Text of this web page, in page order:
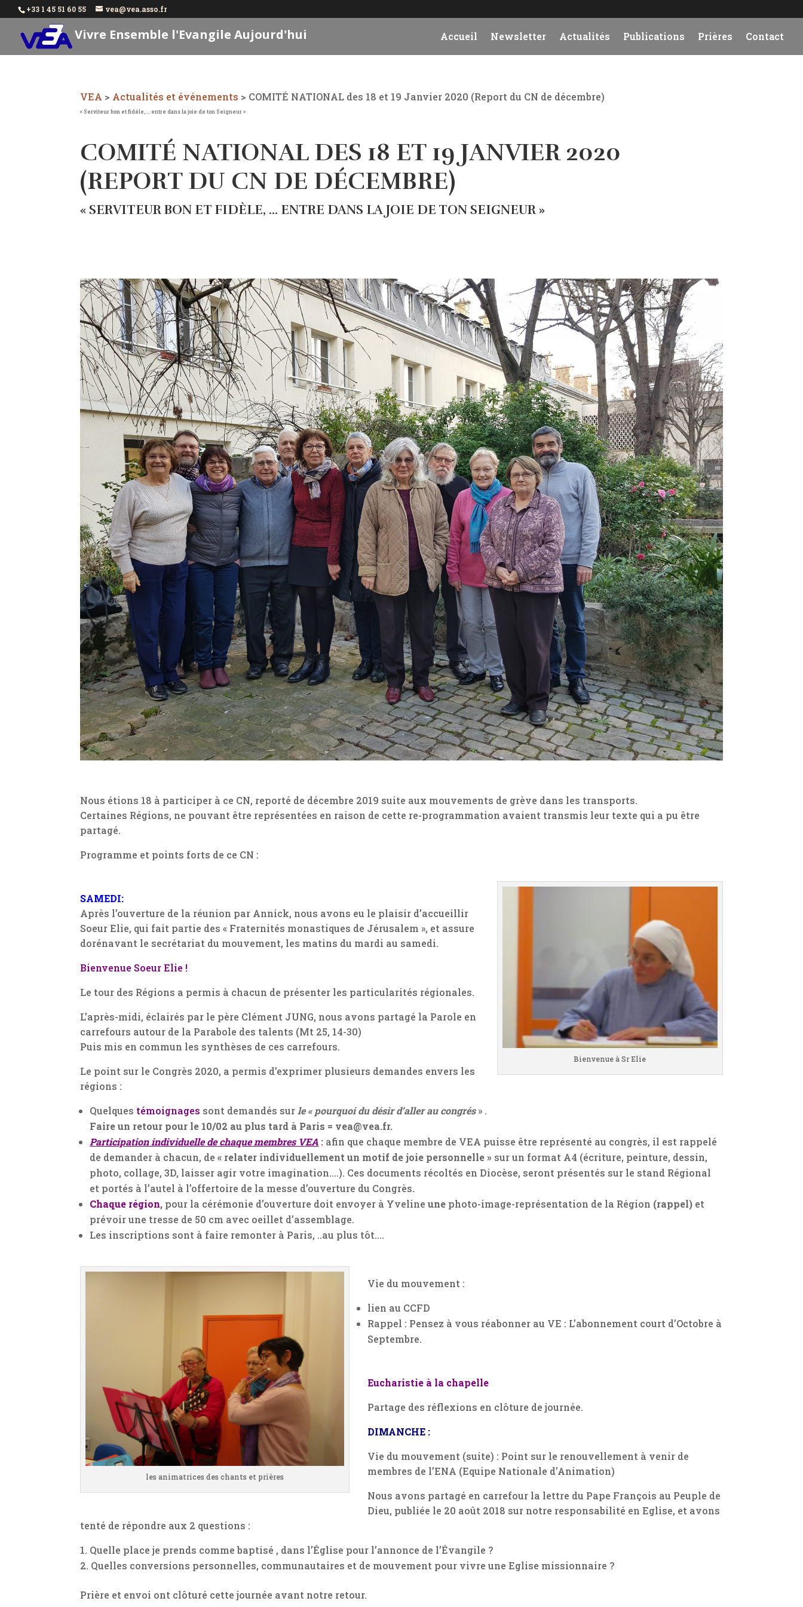
+33 1 45 51 60 55 vea@vea.asso.fr
Vivre Ensemble l'Evangile Aujourd'hui Accueil Newsletter Actualités Publications Prières Contact
VEA > Actualités et événements > COMITÉ NATIONAL des 18 et 19 Janvier 2020 (Report du CN de décembre)
« Serviteur bon et fidèle, … entre dans la joie de ton Seigneur »
COMITÉ NATIONAL DES 18 ET 19 JANVIER 2020
(REPORT DU CN DE DÉCEMBRE)
« SERVITEUR BON ET FIDÈLE, … ENTRE DANS LA JOIE DE TON SEIGNEUR »
Nous étions 18 à participer à ce CN, reporté de décembre 2019 suite aux mouvements de grève dans les transports.
Certaines Régions, ne pouvant être représentées en raison de cette re-programmation avaient transmis leur texte qui a pu être
partagé.
Programme et points forts de ce CN :
Bienvenue à Sr Elie
SAMEDI:
Après l’ouverture de la réunion par Annick, nous avons eu le plaisir d’accueillir
Soeur Elie, qui fait partie des « Fraternités monastiques de Jérusalem », et assure
dorénavant le secrétariat du mouvement, les matins du mardi au samedi.
Bienvenue Soeur Elie !
Le tour des Régions a permis à chacun de présenter les particularités régionales.
L’après-midi, éclairés par le père Clément JUNG, nous avons partagé la Parole en
carrefours autour de la Parabole des talents (Mt 25, 14-30)
Puis mis en commun les synthèses de ces carrefours.
Le point sur le Congrès 2020, a permis d’exprimer plusieurs demandes envers les
régions :
Quelques témoignages sont demandés sur le « pourquoi du désir d’aller au congrés» .
Faire un retour pour le 10/02 au plus tard à Paris = vea@vea.fr.
Participation individuelle de chaque membres VEA : afin que chaque membre de VEA puisse être représenté au congrès, il est rappelé
de demander à chacun, de « relater individuellement un motif de joie personnelle » sur un format A4 (écriture, peinture, dessin,
photo, collage, 3D, laisser agir votre imagination….). Ces documents récoltés en Diocèse, seront présentés sur le stand Régional
et portés à l’autel à l’offertoire de la messe d’ouverture du Congrès.
Chaque région, pour la cérémonie d’ouverture doit envoyer à Yvelineune photo-image-représentation de la Région (rappel) et
prévoir une tresse de 50 cm avec oeillet d’assemblage.
Les inscriptions sont à faire remonter à Paris, ..au plus tôt….
les animatrices des chants et prières
Vie du mouvement :
lien au CCFD
Rappel : Pensez à vous réabonner au VE : L’abonnement court d’Octobre à
Septembre.
Eucharistie à la chapelle
Partage des réflexions en clôture de journée.
DIMANCHE :
Vie du mouvement (suite) : Point sur le renouvellement à venir de
membres de l’ENA (Equipe Nationale d’Animation)
Nous avons partagé en carrefour la lettre du Pape François au Peuple de
Dieu, publiée le 20 août 2018 sur notre responsabilité en Eglise, et avons
tenté de répondre aux 2 questions :
Quelle place je prends comme baptisé , dans l’Église pour l’annonce de l’Évangile ?
Quelles conversions personnelles, communautaires et de mouvement pour vivre une Eglise missionnaire ?
Prière et envoi ont clôturé cette journée avant notre retour.